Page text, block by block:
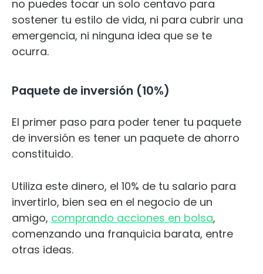
no puedes tocar un solo centavo para
sostener tu estilo de vida, ni para cubrir una
emergencia, ni ninguna idea que se te
ocurra.
Paquete de inversión (10%)
El primer paso para poder tener tu paquete
de inversión es tener un paquete de ahorro
constituido.
Utiliza este dinero, el 10% de tu salario para
invertirlo, bien sea en el negocio de un
amigo, comprando acciones en bolsa,
comenzando una franquicia barata, entre
otras ideas.